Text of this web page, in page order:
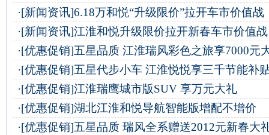
·[新闻资讯]6.18万和悦“升级限价”拉开车市价值战
·[新闻资讯]江淮和悦升级限价拉开新春车市价值战
·[优惠促销]五星品质 江淮瑞风彩色之旅享7000元
·[优惠促销]五星代步小车 江淮悦悦享三千节能补
·[优惠促销]江淮瑞鹰城市版SUV 享万元大礼
·[优惠促销]湖北江淮和悦导航智能版增配不增价
·[优惠促销]五星品质 瑞风全系赠送2012元新春大